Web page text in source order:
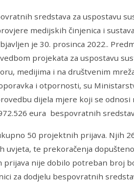
sredstava za uspostavu
medijskih činjenica i
je 30. prosinca 2022..
projekata za uspostavu
medijima i na društvenim
i otpornosti, su
dijela mjere koji se
eura bespovratnih
50 projektnih prijava. Njih
uvjeta, te prekoračenja
nije dobilo potreban broj
za dodjelu bespovratnih